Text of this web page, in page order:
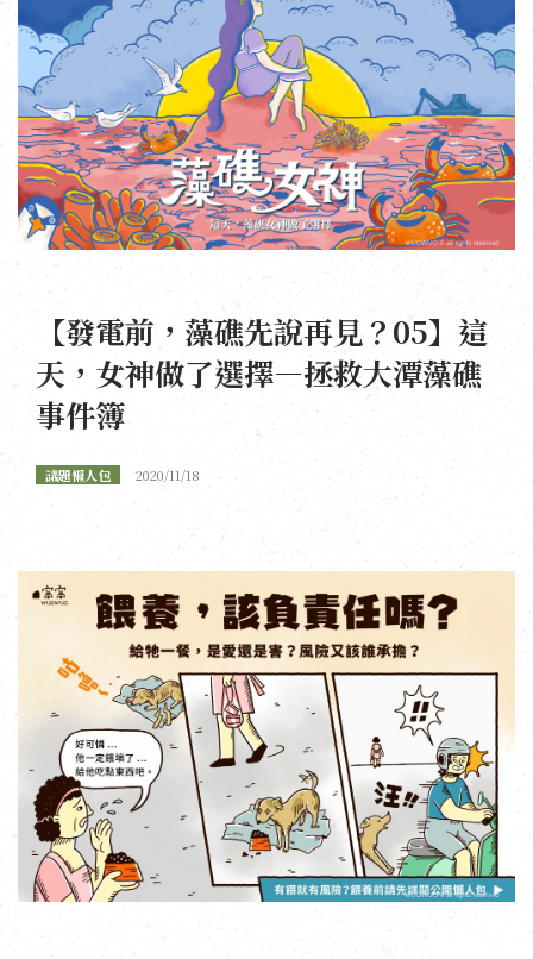
【發電前，藻礁先說再見？05】這
天，女神做了選擇—拯救大潭藻礁
事件簿
議題懶人包 2020/11/18